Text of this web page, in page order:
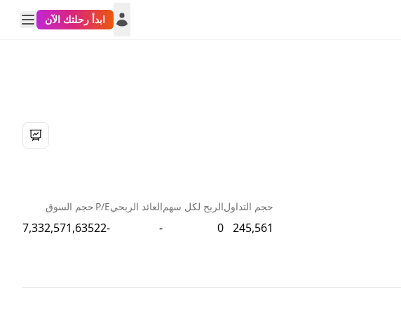
ابدأ رحلتك الآن
حجم التداول
245,561
الربح لكل سهم
0
العائد الربحي
-
P/E
-22
حجم السوق
7,332,571,635